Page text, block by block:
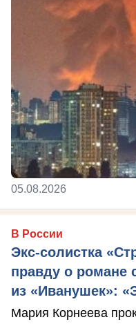
05.08.2026
В России
Экс-солистка
правду о
из «Иванушек»:
Мария Корнеева